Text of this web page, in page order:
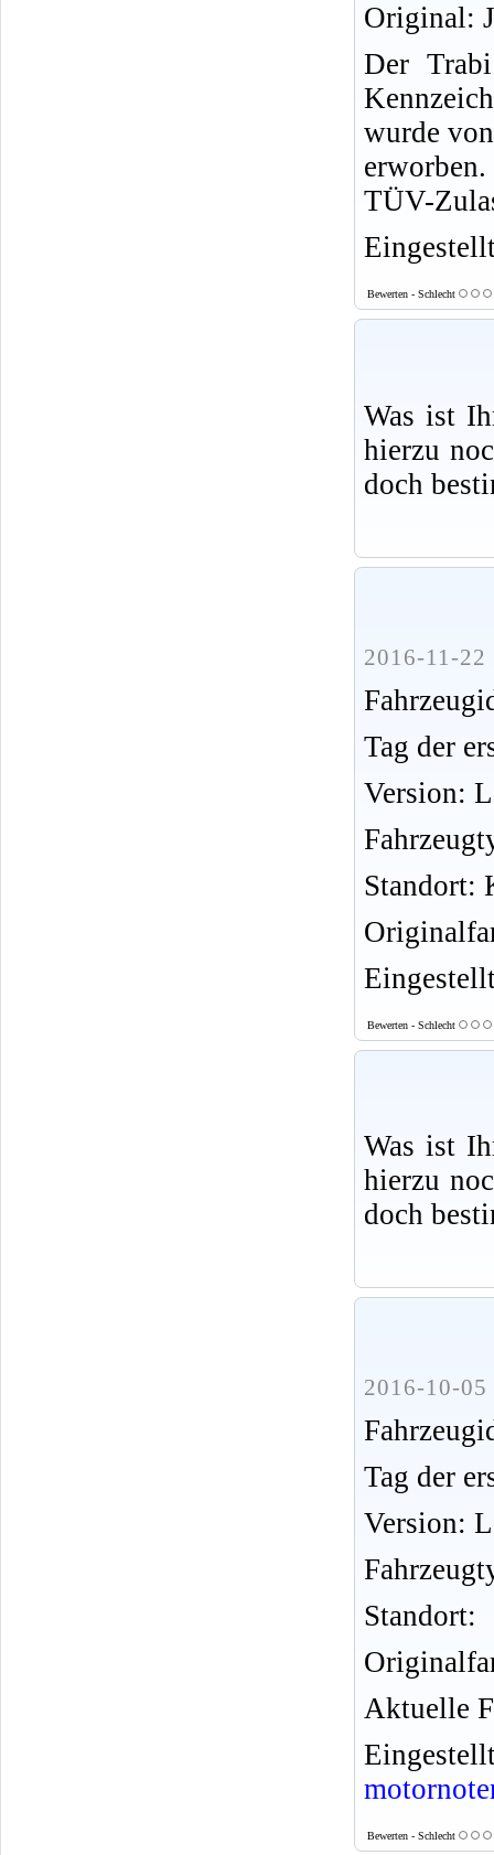
Original:
Der
wurde
TÜV-
Bewerten - Schlecht
Was ist
hierzu
doch
2016-11-22
Tag der
Version:
Standort:
Bewerten - Schlecht
Was ist
hierzu
doch
2016-10-05
Tag der
Version:
Standort:
Aktuelle
Bewerten - Schlecht